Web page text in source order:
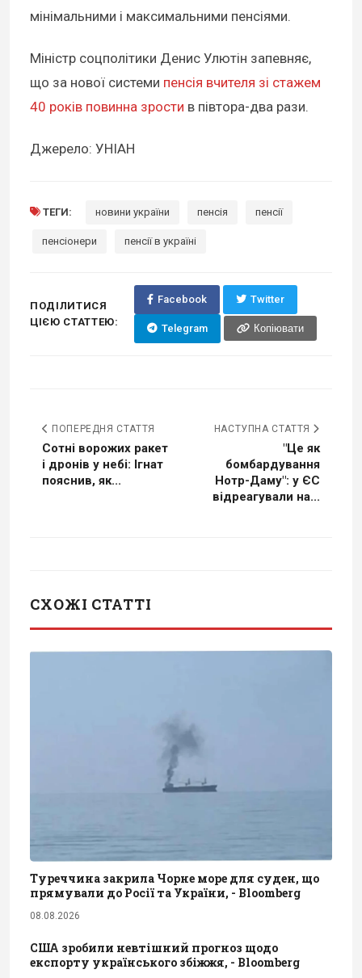
мінімальними і максимальними пенсіями.
Міністр соцполітики Денис Улютін запевняє,
що за нової системи пенсія вчителя зі стажем
40 років повинна зрости в півтора-два рази.
Джерело: УНІАН
ТЕГИ: новини україни пенсія пенсії
пенсіонери пенсії в україні
ПОДІЛИТИСЯ
ЦІЄЮ СТАТТЕЮ:
Facebook Twitter
Telegram Копіювати
ПОПЕРЕДНЯ СТАТТЯ
Сотні ворожих ракет
і дронів у небі: Ігнат
пояснив, як...
НАСТУПНА СТАТТЯ
"Це як
бомбардування
Нотр-Даму": у ЄС
відреагували на...
СХОЖІ СТАТТІ
Туреччина закрила Чорне море для суден, що
прямували до Росії та України, - Bloomberg
08.08.2026
США зробили невтішний прогноз щодо
експорту українського збіжжя, - Bloomberg